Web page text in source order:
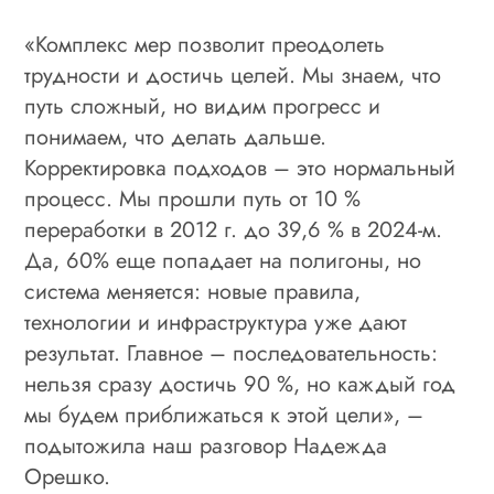
«Комплекс мер позволит преодолеть
трудности и достичь целей. Мы знаем, что
путь сложный, но видим прогресс и
понимаем, что делать дальше.
Корректировка подходов – это нормальный
процесс. Мы прошли путь от 10 %
переработки в 2012 г. до 39,6 % в 2024‑м.
Да, 60% еще попадает на полигоны, но
система меняется: новые правила,
технологии и инфраструктура уже дают
результат. Главное – последовательность:
нельзя сразу достичь 90 %, но каждый год
мы будем приближаться к этой цели», –
подытожила наш разговор Надежда
Орешко.